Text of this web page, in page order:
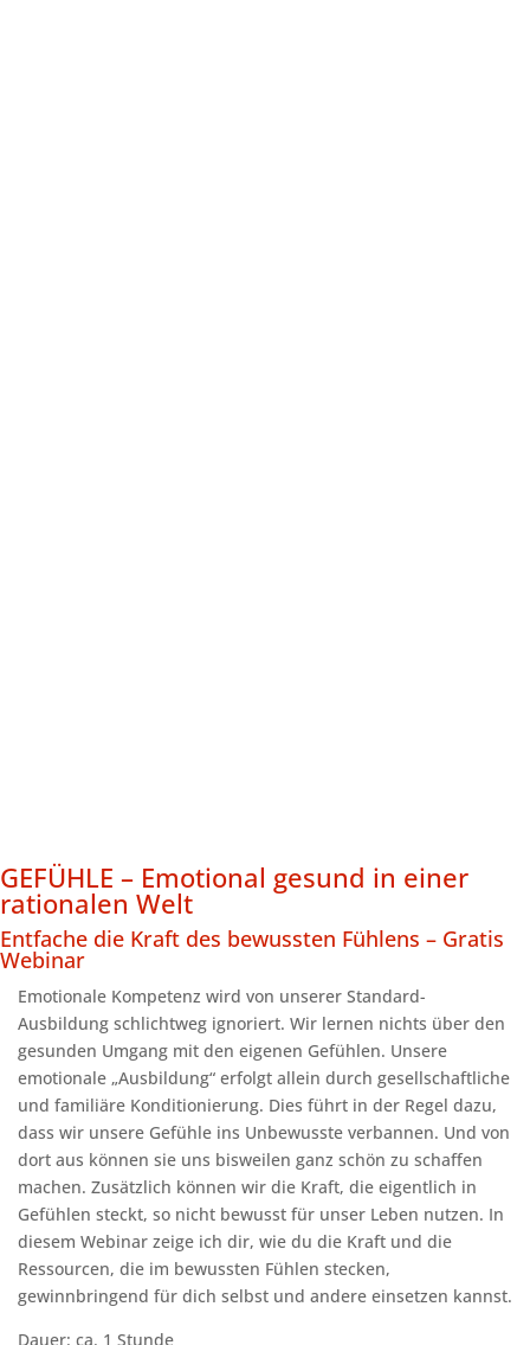
GEFÜHLE – Emotional gesund in einer
rationalen Welt
Entfache die Kraft des bewussten Fühlens – Gratis
Webinar
Emotionale Kompetenz wird von unserer Standard-
Ausbildung schlichtweg ignoriert. Wir lernen nichts über den
gesunden Umgang mit den eigenen Gefühlen. Unsere
emotionale „Ausbildung“ erfolgt allein durch gesellschaftliche
und familiäre Konditionierung. Dies führt in der Regel dazu,
dass wir unsere Gefühle ins Unbewusste verbannen. Und von
dort aus können sie uns bisweilen ganz schön zu schaffen
machen. Zusätzlich können wir die Kraft, die eigentlich in
Gefühlen steckt, so nicht bewusst für unser Leben nutzen. In
diesem Webinar zeige ich dir, wie du die Kraft und die
Ressourcen, die im bewussten Fühlen stecken,
gewinnbringend für dich selbst und andere einsetzen kannst.
Dauer: ca. 1 Stunde